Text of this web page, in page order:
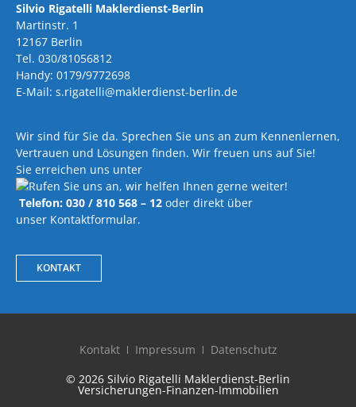
Silvio Rigatelli Maklerdienst-Berlin
Martinstr. 1
12167 Berlin
Tel. 030/81056812
Handy: 0179/9772698
E-Mail: s.rigatelli@maklerdienst-berlin.de
Wir sind für Sie da. Sprechen Sie uns an zum Kennenlernen,
Vertrauen und Lösungen finden. Wir freuen uns auf Sie!
Sie erreichen uns unter
Telefon: 030 / 810 568 – 12 oder direkt über
unser Kontaktformular.
KONTAKT
Kontakt Impressum
Datenschutz
© 2026 Silvio Rigatelli Maklerdienst-Berlin
Versicherungen-Finanzen-Immobilien